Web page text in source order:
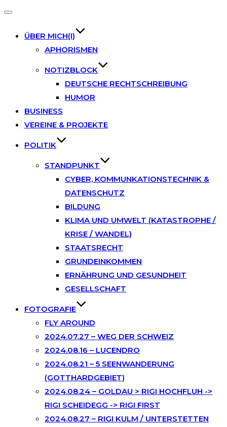
Toggle
ÜBER MICH(I)
APHORISMEN
NOTIZBLOCK
DEUTSCHE RECHTSCHREIBUNG
HUMOR
BUSINESS
VEREINE & PROJEKTE
POLITIK
STANDPUNKT
CYBER, KOMMUNKATIONSTECHNIK &
DATENSCHUTZ
BILDUNG
KLIMA UND UMWELT (KATASTROPHE /
KRISE / WANDEL)
STAATSRECHT
GRUNDEINKOMMEN
ERNÄHRUNG UND GESUNDHEIT
GESELLSCHAFT
FOTOGRAFIE
FLY AROUND
2024.07.27 – WEG DER SCHWEIZ
2024.08.16 – LUCENDRO
2024.08.21 – 5 SEENWANDERUNG
(GOTTHARDGEBIET)
2024.08.24 – GOLDAU > RIGI HOCHFLUH ->
RIGI SCHEIDEGG -> RIGI FIRST
2024.08.27 – RIGI KULM / UNTERSTETTEN